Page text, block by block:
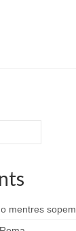
mentres sopem